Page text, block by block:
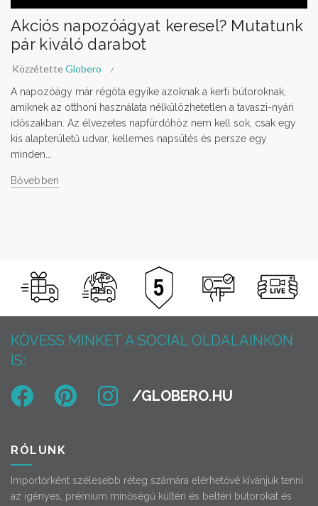
Akciós napozóágyat keresel? Mutatunk
pár kiváló darabot
KözzétetteGlobero
A napozóágy már régóta egyike azoknak a kerti bútoroknak,
amiknek az otthoni használata nélkülözhetetlen a tavaszi-nyári
időszakban. Az élvezetes napfürdőhöz nem kell sok, csak egy
kis alapterületű udvar, kellemes napsütés és persze egy
minden...
Bővebben
KÖVESS MINKET A SOCIAL OLDALAINKON
IS:
RÓLUNK
Importőrként szélesebb réteg számára elérhetővé kívánjuk tenni
az igényes, prémium minőségű kültéri és beltéri bútorokat és